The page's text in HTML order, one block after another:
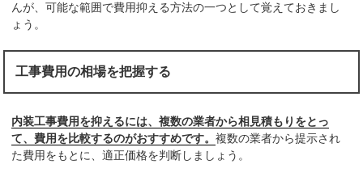
んが、可能な範囲で費用抑える方法の一つとして覚えておきまし
ょう。
工事費用の相場を把握する
内装工事費用を抑えるには、複数の業者から相見積もりをとっ
て、費用を比較するのがおすすめです。複数の業者から提示され
た費用をもとに、適正価格を判断しましょう。